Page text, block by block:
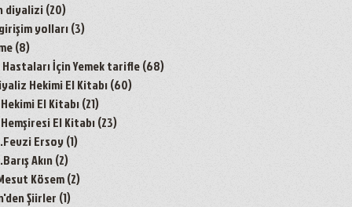
diyalizi(20)
yolları(3)
(8)
İçin Yemek tarifle(68)
Hekimi El Kitabı(60)
El Kitabı(21)
El Kitabı(23)
Ersoy(1)
Akın(2)
Kösem(2)
Şiirler (1)